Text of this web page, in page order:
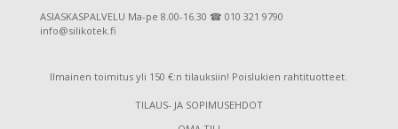
ASIASKASPALVELU Ma-pe 8.00-16.30 ☎ 010 321 9790
info@silikotek.fi
Ilmainen toimitus yli 150 €:n tilauksiin! Poislukien rahtituotteet.
TILAUS- JA SOPIMUSEHDOT